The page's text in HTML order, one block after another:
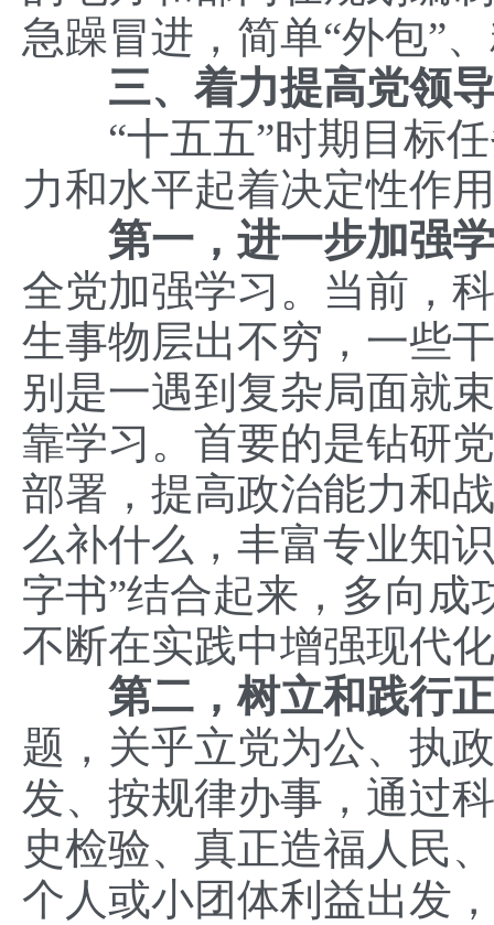
急躁冒进，简单“外包”
三、着力提高党领
“十五五”时期目标任
力和水平起着决定性作
第一，进一步加强
全党加强学习。当前，
生事物层出不穷，一些
别是一遇到复杂局面就
靠学习。首要的是钻研
部署，提高政治能力和
么补什么，丰富专业知
字书”结合起来，多向
不断在实践中增强现代
第二，树立和践行
题，关乎立党为公、执
发、按规律办事，通过
史检验、真正造福人民
个人或小团体利益出发